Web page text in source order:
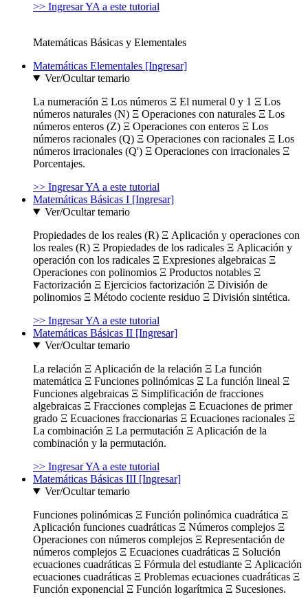
>> Ingresar YA a este tutorial
Matemáticas Básicas y Elementales
Matemáticas Elementales [Ingresar]
Ver/Ocultar temario
La numeración Ξ Los números Ξ El numeral 0 y 1 Ξ Los
números naturales (N) Ξ Operaciones con naturales Ξ Los
números enteros (Z) Ξ Operaciones con enteros Ξ Los
números racionales (Q) Ξ Operaciones con racionales Ξ Los
números irracionales (Q') Ξ Operaciones con irracionales Ξ
Porcentajes.
>> Ingresar YA a este tutorial
Matemáticas Básicas I [Ingresar]
Ver/Ocultar temario
Propiedades de los reales (R) Ξ Aplicación y operaciones con
los reales (R) Ξ Propiedades de los radicales Ξ Aplicación y
operación con los radicales Ξ Expresiones algebraicas Ξ
Operaciones con polinomios Ξ Productos notables Ξ
Factorización Ξ Ejercicios factorización Ξ División de
polinomios Ξ Método cociente residuo Ξ División sintética.
>> Ingresar YA a este tutorial
Matemáticas Básicas II [Ingresar]
Ver/Ocultar temario
La relación Ξ Aplicación de la relación Ξ La función
matemática Ξ Funciones polinómicas Ξ La función lineal Ξ
Funciones algebraicas Ξ Simplificación de fracciones
algebraicas Ξ Fracciones complejas Ξ Ecuaciones de primer
grado Ξ Ecuaciones fraccionarias Ξ Ecuaciones racionales Ξ
La combinación Ξ La permutación Ξ Aplicación de la
combinación y la permutación.
>> Ingresar YA a este tutorial
Matemáticas Básicas III [Ingresar]
Ver/Ocultar temario
Funciones polinómicas Ξ Función polinómica cuadrática Ξ
Aplicación funciones cuadráticas Ξ Números complejos Ξ
Operaciones con números complejos Ξ Representación de
números complejos Ξ Ecuaciones cuadráticas Ξ Solución
ecuaciones cuadráticas Ξ Fórmula del estudiante Ξ Aplicación
ecuaciones cuadráticas Ξ Problemas ecuaciones cuadráticas Ξ
Función exponencial Ξ Función logarítmica Ξ Sucesiones.